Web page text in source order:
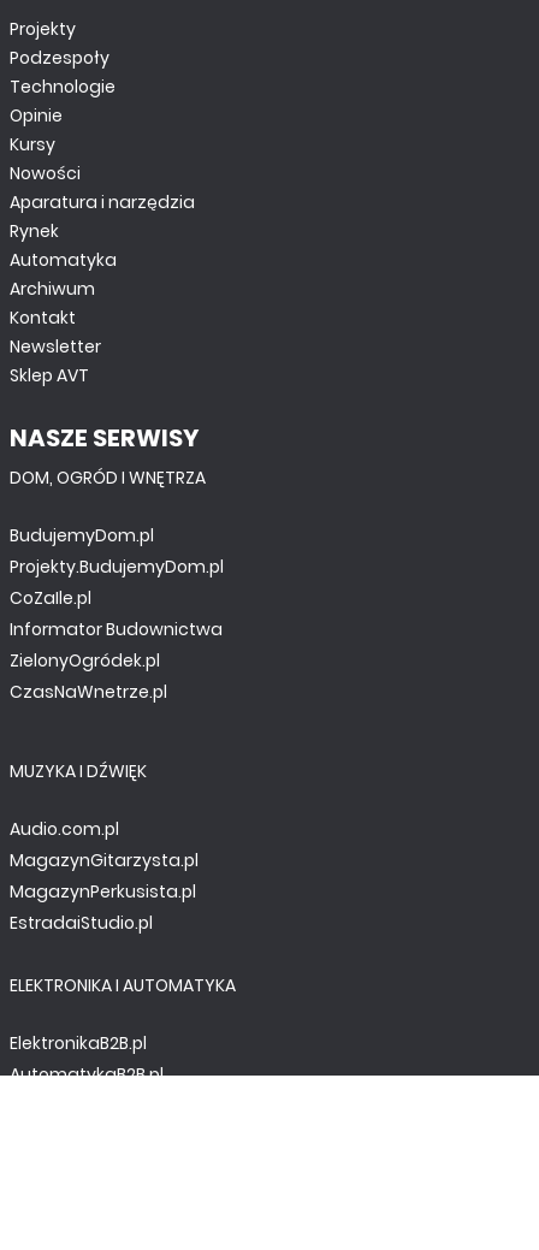
Projekty
Podzespoły
Technologie
Opinie
Kursy
Nowości
Aparatura i narzędzia
Rynek
Automatyka
Archiwum
Kontakt
Newsletter
Sklep AVT
NASZE SERWISY
DOM, OGRÓD I WNĘTRZA
BudujemyDom.pl
Projekty.BudujemyDom.pl
CoZaIle.pl
Informator Budownictwa
ZielonyOgródek.pl
CzasNaWnetrze.pl
MUZYKA I DŹWIĘK
Audio.com.pl
MagazynGitarzysta.pl
MagazynPerkusista.pl
EstradaiStudio.pl
ELEKTRONIKA I AUTOMATYKA
ElektronikaB2B.pl
AutomatykaB2B.pl